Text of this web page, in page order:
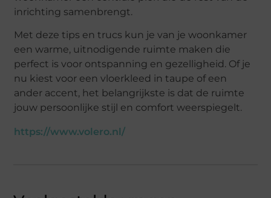
inrichting samenbrengt.
Met deze tips en trucs kun je van je woonkamer
een warme, uitnodigende ruimte maken die
perfect is voor ontspanning en gezelligheid. Of je
nu kiest voor een vloerkleed in taupe of een
ander accent, het belangrijkste is dat de ruimte
jouw persoonlijke stijl en comfort weerspiegelt.
https://www.volero.nl/